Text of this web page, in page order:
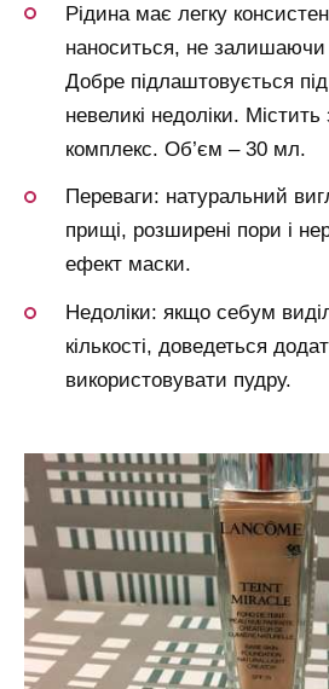
Рідина має легку
наноситься, не залишаючи
Добре підлаштовується
невеликі недоліки.
комплекс. Об’єм – 30 мл.
Переваги: натуральний
прищі, розширені пори і
ефект маски.
Недоліки: якщо себум
кількості, доведеться
використовувати пудру.